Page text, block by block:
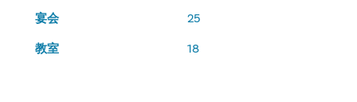
宴会
25
教室
18